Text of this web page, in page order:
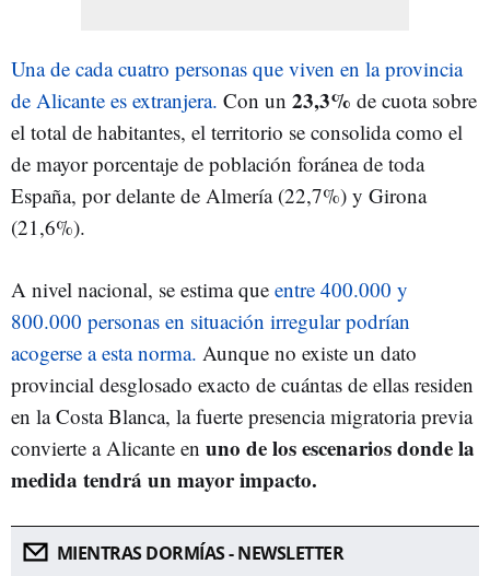
Una de cada cuatro personas que viven en la provincia
de Alicante es extranjera. Con un 23,3% de cuota sobre
el total de habitantes, el territorio se consolida como el
de mayor porcentaje de población foránea de toda
España, por delante de Almería (22,7%) y Girona
(21,6%).
A nivel nacional, se estima que entre 400.000 y
800.000 personas en situación irregular podrían
acogerse a esta norma. Aunque no existe un dato
provincial desglosado exacto de cuántas de ellas residen
en la Costa Blanca, la fuerte presencia migratoria previa
convierte a Alicante en uno de los escenarios donde la
medida tendrá un mayor impacto.
MIENTRAS DORMÍAS - NEWSLETTER